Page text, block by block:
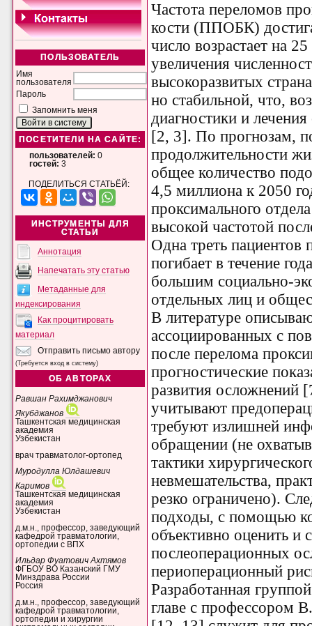
ПОЛЬЗОВАТЕЛЬ
Имя
пользователя
Пароль
Запомнить меня
ПОСЕТИТЕЛИ НА САЙТЕ:
пользователей: 0
гостей: 3
ПОДЕЛИТЬСЯ СТАТЬЁЙ:
ИНСТРУМЕНТЫ ДЛЯ
СТАТЬИ
Аннотация
Напечатать эту статью
Метаданные для
индексирования
Как процитировать
материал
Отправить письмо автору
(Требуется вход в систему)
ОБ АВТОРАХ
Равшан Рахимджанович
Якубджанов
Ташкентская медицинская
академия
Узбекистан
врач травматолог-ортопед
Муродулла Юлдашевич
Каримов
Ташкентская медицинская
академия
Узбекистан
д.м.н., профессор, заведующий
кафедрой травматологии,
ортопедии с ВПХ
Ильдар Фуатович Ахтямов
ФГБОУ ВО Казанский ГМУ
Минздрава России
Россия
д.м.н., профессор, заведующий
кафедрой травматологии,
ортопедии и хирургии
Частота переломов
кости (ППОБК)
число возрастает на
увеличения
высокоразвитых
но стабильной, что,
диагностики и
[2, 3]. По прогнозам,
продолжительности
общее количество
4,5 миллиона к 2050
проксимального
высокой частотой
Одна треть
погибает в течение
большим социально-
отдельных лиц и
В литературе
ассоциированных с
после перелома
прогностические
развития осложнений
учитывают
требуют излишней
обращении (не
тактики
невмешательства,
резко ограничено).
подходы, с помощью
объективно оценить и
послеоперационных
периоперационный
Разработанная
главе с профессором